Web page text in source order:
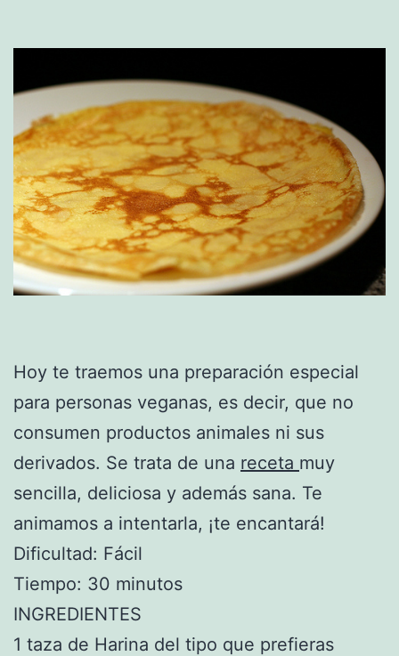
Hoy te traemos una preparación especial
para personas veganas, es decir, que no
consumen productos animales ni sus
derivados. Se trata de una receta muy
sencilla, deliciosa y además sana. Te
animamos a intentarla, ¡te encantará!
Dificultad: Fácil
Tiempo: 30 minutos
INGREDIENTES
1 taza de Harina del tipo que prefieras